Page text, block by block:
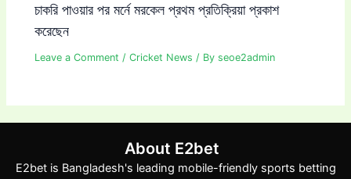
চাকরি পাওয়ার পর মর্নে মরকেল প্রথম প্রতিক্রিয়া প্রকাশ
করেছেন
Leave a Comment /Cricket News / Byseoe2admin
About E2bet
E2bet is Bangladesh's leading mobile-friendly sports betting